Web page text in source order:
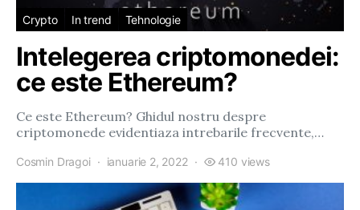
Crypto In trend Tehnologie
Intelegerea criptomonedei:
ce este Ethereum?
Ce este Ethereum? Ghidul nostru despre
criptomonede evidentiaza intrebarile frecvente,…
Cosmin Dragoi ianuarie 2, 2022 410 views